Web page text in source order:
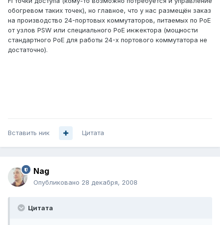
обогревом таких точек), но главное, что у нас размещён заказ
на производство 24-портовых коммутаторов, питаемых по PoE
от узлов PSW или специального PoE инжектора (мощности
стандартного PoE для работы 24-х портового коммутатора не
достаточно).
Вставить ник Цитата
Nag
Опубликовано 28 декабря, 2008
Цитата